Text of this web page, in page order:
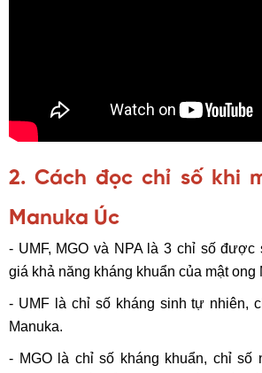
2. Cách đọc chỉ số khi
Manuka Úc
- UMF, MGO và NPA là 3 chỉ số được
giá khả năng kháng khuẩn của mật ong
- UMF là chỉ số kháng sinh tự nhiên,
Manuka.
- MGO là chỉ số kháng khuẩn, chỉ số